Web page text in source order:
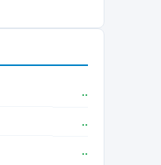
..
..
..